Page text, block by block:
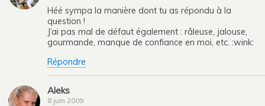
Héé sympa la manière dont tu as répondu à la
question !
J’ai pas mal de défaut également : râleuse, jalouse,
gourmande, manque de confiance en moi, etc. :wink:
Répondre
Aleks
8 juin 2009